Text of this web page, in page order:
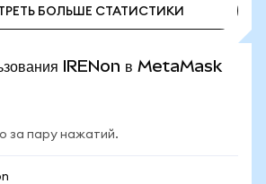
БОЛЬШЕ СТАТИСТИКИ
IRENon в MetaMask
за пару нажатий.